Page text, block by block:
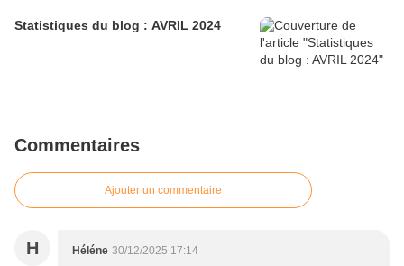
Statistiques du blog : AVRIL 2024
Commentaires
Ajouter un commentaire
H Héléne 30/12/2025 17:14